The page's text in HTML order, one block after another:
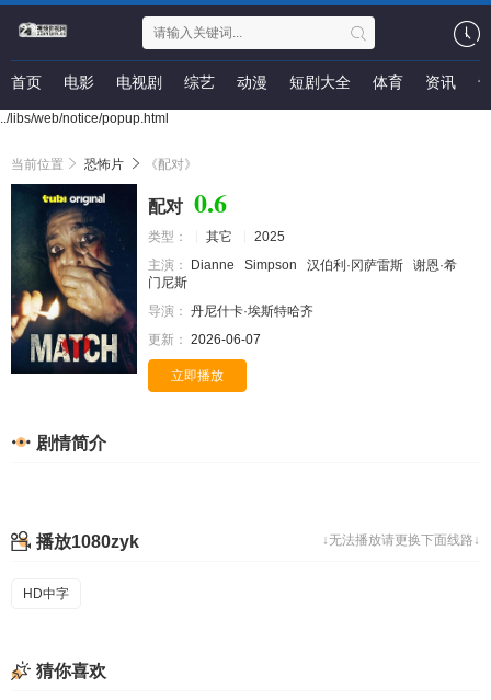
首页 电影 电视剧 综艺 动漫 短剧大全 体育 资讯
../libs/web/notice/popup.html
当前位置 恐怖片 《配对》
配对 0.6
类型： 其它
2025
主演：
Dianne Simpson 汉伯利·冈萨雷斯
谢恩·希
门尼斯
导演： 丹尼什卡·埃斯特哈齐
更新： 2026-06-07
立即播放
剧情简介
↓无法播放请更换下面线路↓
播放1080zyk
HD中字
猜你喜欢